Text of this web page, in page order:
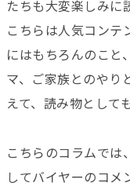
たちも大変楽しみに
こちらは人気コンテ
にはもちろんのこと
マ、ご家族とのやり
えて、読み物として
こちらのコラムでは
してバイヤーのコメ